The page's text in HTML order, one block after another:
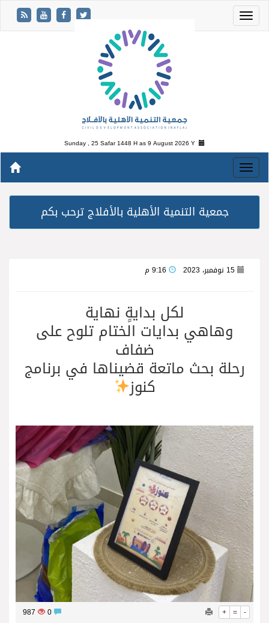
Sunday , 25 Safar 1448 H as9 August 2026 Y
جمعية التنمية الأهلية بالأفلاج ترحب بكم
15 نوفمبر، 2023
لكل بدايةٍ نهاية
‏وهاهي بدايات الختام تلوح على
ضفاف
‏رحلة بحث ماتعة قضيناها في برنامج
كنوز
+ = -
987